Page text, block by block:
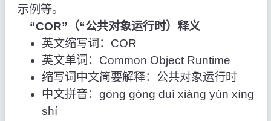
示例等。
“COR”（“公共对象运行时）释义
英文缩写词：COR
英文单词：Common Object Runtime
缩写词中文简要解释：公共对象运行时
中文拼音：gōng gòng duì xiàng yùn xíng
shí